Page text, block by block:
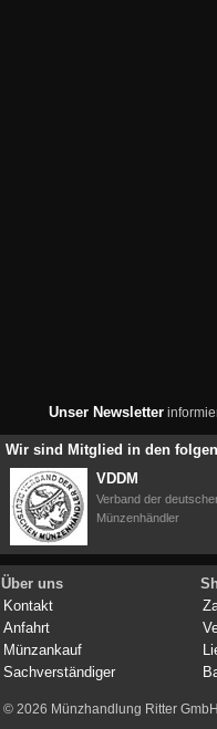
Unser Newsletter
Wir sind Mitglied in den
VDDM
Verband der
Münzenhändler
Über uns
Kontakt
Anfahrt
Münzankauf
Sachverständiger
© 2026 Münzhandlung Ritter GmbH